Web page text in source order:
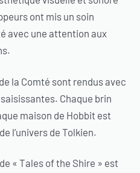
ont mis un soin
avec une attention aux
la Comté sont rendus avec
Chaque brin
maison de Hobbit est
l’univers de Tolkien.
« Tales of the Shire » est